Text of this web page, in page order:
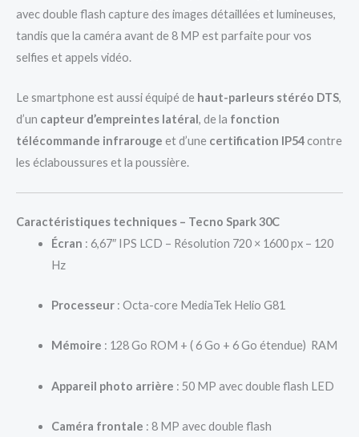
avec double flash capture des images détaillées et lumineuses,
tandis que la caméra avant de 8 MP est parfaite pour vos
selfies et appels vidéo.
Le smartphone est aussi équipé de haut-parleurs stéréo DTS,
d’un capteur d’empreintes latéral, de la fonction
télécommande infrarouge et d’une certification IP54contre
les éclaboussures et la poussière.
Caractéristiques techniques – Tecno Spark 30C
Écran : 6,67″ IPS LCD – Résolution 720 × 1600 px – 120
Hz
Processeur: Octa-core MediaTek Helio G81
Mémoire : 128 Go ROM + ( 6 Go + 6 Go étendue) RAM
Appareil photo arrière : 50 MP avec double flash LED
Caméra frontale : 8 MP avec double flash